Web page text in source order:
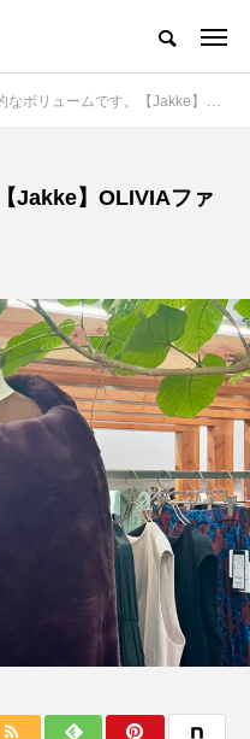
リュームです。【Jakke】OLIVIAファーストール
Jakke】OLIVIAファ